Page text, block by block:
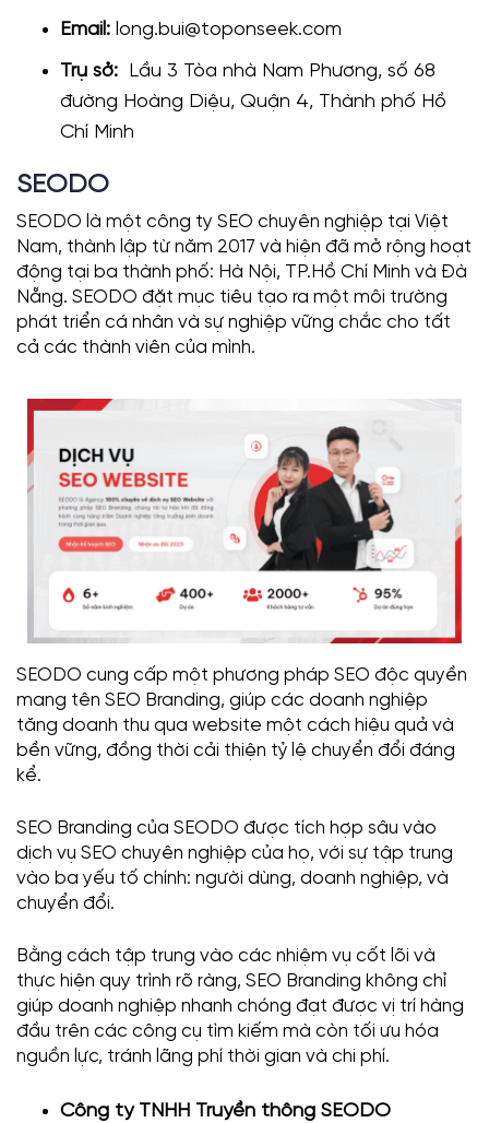
Email: long.bui@toponseek.com
Trụ sở: Lầu 3 Tòa nhà Nam Phương, số 68
đường Hoàng Diệu, Quận 4, Thành phố Hồ
Chí Minh
SEODO
SEODO là một công ty SEO chuyên nghiệp tại Việt
Nam, thành lập từ năm 2017 và hiện đã mở rộng hoạt
động tại ba thành phố: Hà Nội, TP.Hồ Chí Minh và Đà
Nẵng. SEODO đặt mục tiêu tạo ra một môi trường
phát triển cá nhân và sự nghiệp vững chắc cho tất
cả các thành viên của mình.
SEODO cung cấp một phương pháp SEO độc quyền
mang tên SEO Branding, giúp các doanh nghiệp
tăng doanh thu qua website một cách hiệu quả và
bền vững, đồng thời cải thiện tỷ lệ chuyển đổi đáng
kể.
SEO Branding của SEODO được tích hợp sâu vào
dịch vụ SEO chuyên nghiệp của họ, với sự tập trung
vào ba yếu tố chính: người dùng, doanh nghiệp, và
chuyển đổi.
Bằng cách tập trung vào các nhiệm vụ cốt lõi và
thực hiện quy trình rõ ràng, SEO Branding không chỉ
giúp doanh nghiệp nhanh chóng đạt được vị trí hàng
đầu trên các công cụ tìm kiếm mà còn tối ưu hóa
nguồn lực, tránh lãng phí thời gian và chi phí.
Công ty TNHH Truyền thông SEODO